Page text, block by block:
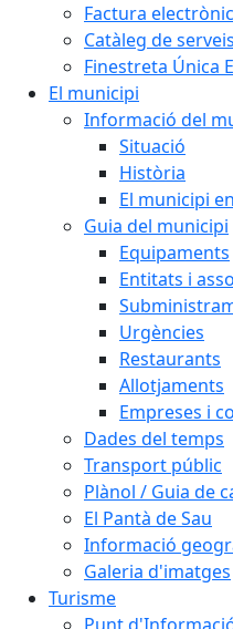
Factura
Catàleg de serveis
Finestreta Única
El municipi
Informació del
Situació
Història
El municipi
Guia del municipi
Equipaments
Entitats i
Urgències
Restaurants
Allotjaments
Empreses i
Dades del temps
Transport públic
Plànol / Guia de
El Pantà de Sau
Informació
Galeria d'imatges
Turisme